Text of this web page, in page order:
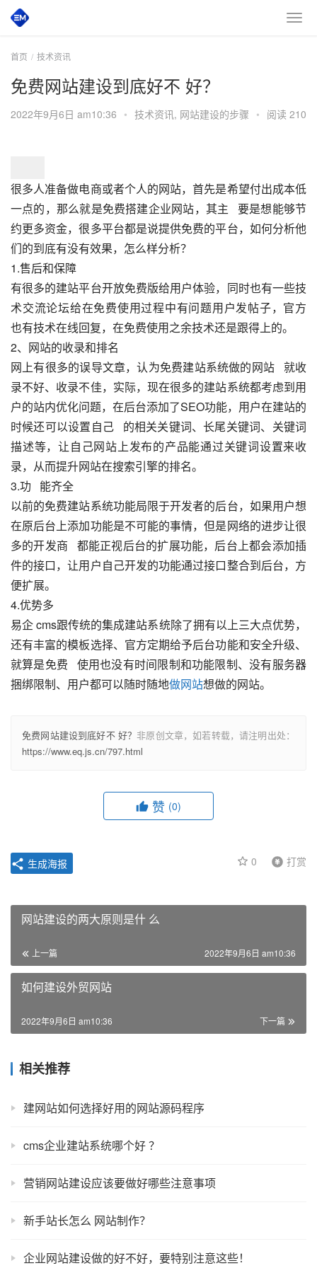
首页 技术资讯
免费网站建设到底好不 好？
2022年9月6日 am10:36 • 技术资讯, 网站建设的步骤 • 阅读 210
很多人准备做电商或者个人的网站，首先是希望付出成本低
一点的，那么就是免费搭建企业网站，其主   要是想能够节
约更多资金，很多平台都是说提供免费的平台， 如何分析他
们的到底有没有效果，怎么样分析？
1.售后和保障
有很多的建站平台开放免费版给用户体验，同时也有一些技
术交流论坛给在免费使用过程中有问题用户发帖子，官方
也有技术在线回复，在免费使用之余技术还是跟得上的。
2、网站的收录和排名
网上有很多的误导文章，认为免费建站系统做的网站   就收
录不好、收录不佳，实际，现在很多的建站系统都考虑到用
户的站内优化问题，在后台添加了SEO功能，用户在建站的
时候还可以设置自己   的相关关键词、长尾关键词、关键词
描述等，让自己网站上发布的产品能通过关键词设置来收
录，从而提升网站在搜索引擎的排名。
3.功   能齐全
以前的免费建站系统功能局限于开发者的后台，如果用户想
在原后台上添加功能是不可能的事情，但是网络的进步让很
多的开发商   都能正视后台的扩展功能，后台上都会添加插
件的接口，让用户自己开发的功能通过接口整合到后台，方
便扩展。
4.优势多
易企 cms跟传统的集成建站系统除了拥有以上三大点优势，
还有丰富的模板选择、官方定期给予后台功能和安全升级、
就算是免费   使用也没有时间限制和功能限制、没有服务器
捆绑限制、用户都可以随时随地做网站想做的网站。
免费网站建设到底好不 好？非原创文章，如若转载，请注明出处：
https://www.eq.js.cn/797.html
赞 (0)
0 打赏
生成海报
网站建设的两大原则是什 么
上一篇 2022年9月6日 am10:36
如何建设外贸网站
下一篇
2022年9月6日 am10:36
相关推荐
建网站如何选择好用的网站源码程序
cms企业建站系统哪个好 ？
营销网站建设应该要做好哪些注意事项
新手站长怎么 网站制作？
企业网站建设做的好不好，要特别注意这些！